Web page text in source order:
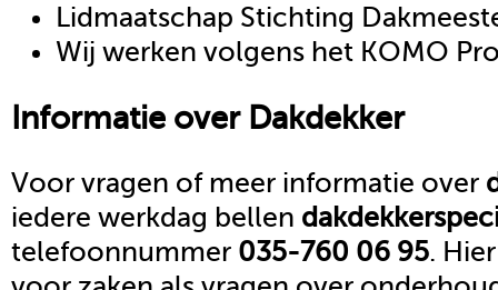
Lidmaatschap Stichting
Wij werken volgens het KOMO
Informatie over Dakdekker
Voor vragen of meer informatie over
iedere werkdag bellen dakdekker
telefoonnummer 035-760 06 95.